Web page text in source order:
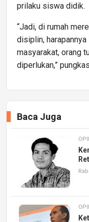
prilaku siswa didik.
“Jadi, di rumah
disiplin,
masyarakat, orang
diperlukan,”
Baca Juga